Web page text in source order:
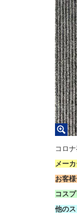
コロ
メー
お客
コス
他の